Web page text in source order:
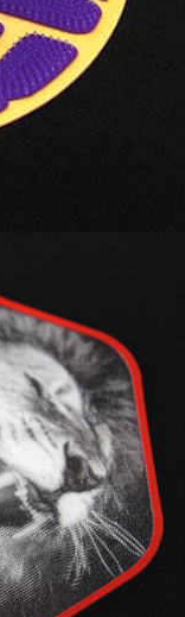
silicone 3D
impression
de vos
pour